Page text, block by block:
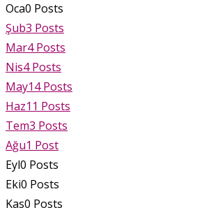
Oca0 Posts
Şub3 Posts
Mar4 Posts
Nis4 Posts
May14 Posts
Haz11 Posts
Tem3 Posts
Ağu1 Post
Eyl0 Posts
Eki0 Posts
Kas0 Posts